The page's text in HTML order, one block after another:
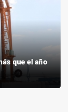
que el año